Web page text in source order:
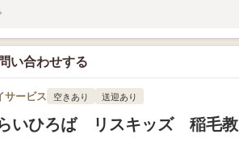
い合わせする
サービス 空きあり 送迎あり
いひろば リスキッズ 稲毛教